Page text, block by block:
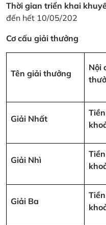
Thời gian triển khai
đến hết 10/05/202
Cơ cấu giải thưởng
Tên giải thưởng
Nội
Giải Nhất
Giải Nhì
Giải Ba